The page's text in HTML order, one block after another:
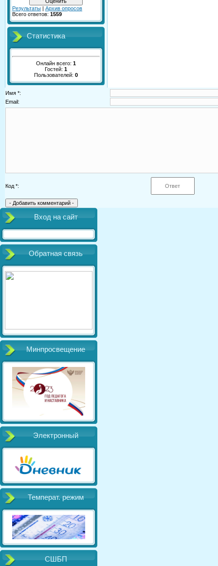
Результаты | Архив опросов
Всего ответов: 1559
Статистика
Онлайн всего: 1
Гостей: 1
Пользователей: 0
Имя *:
Email:
Код *:
Вход на сайт
Обратная связь
Минпросвещение
Электронный
Температ. режим
СШБП